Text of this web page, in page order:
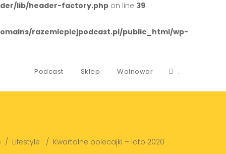
lib/header-factory.php on line 39
razemlepiejpodcast.pl/public_html/wp-
Podcast Sklep Wolnowar .
/ Lifestyle / Kwartalne polecajki – lato 2020